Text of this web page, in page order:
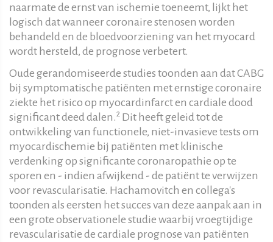
naarmate de ernst van ischemie toeneemt, lijkt het
logisch dat wanneer coronaire stenosen worden
behandeld en de bloedvoorziening van het myocard
wordt hersteld, de prognose verbetert.
Oude gerandomiseerde studies toonden aan dat CABG
bij symptomatische patiënten met ernstige coronaire
ziekte het risico op myocardinfarct en cardiale dood
significant deed dalen.2 Dit heeft geleid tot de
ontwikkeling van functionele, niet-invasieve tests om
myocardischemie bij patiënten met klinische
verdenking op significante coronaropathie op te
sporen en - indien afwijkend - de patiënt te verwijzen
voor revascularisatie. Hachamovitch en collega's
toonden als eersten het succes van deze aanpak aan in
een grote observationele studie waarbij vroegtijdige
revascularisatie de cardiale prognose van patiënten